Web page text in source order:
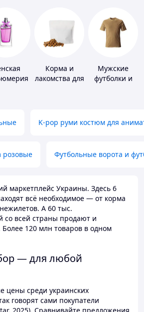
Корма и
лакомства для
Мужские
футболки и
K-pop руми костюм для
розовые Футбольные ворота и
маркетплейс Украины. Здесь 6
всё необходимое — от корма
А 60 тыс.
со всей страны продают и
120 млн товаров в одном
— для любой
цены среди украинских
говорят сами покупатели